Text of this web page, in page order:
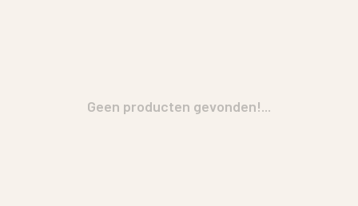
Geen producten gevonden!...